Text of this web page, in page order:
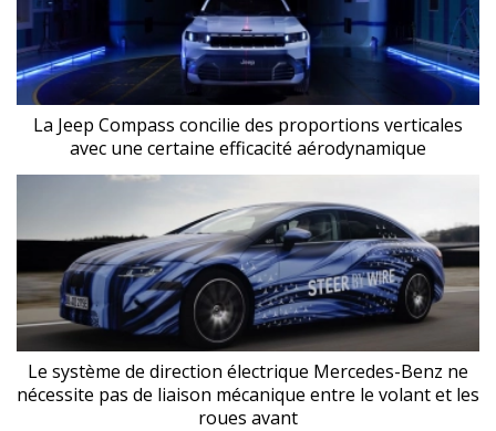
La Jeep Compass concilie des proportions verticales
avec une certaine efficacité aérodynamique
Le système de direction électrique Mercedes-Benz ne
nécessite pas de liaison mécanique entre le volant et les
roues avant